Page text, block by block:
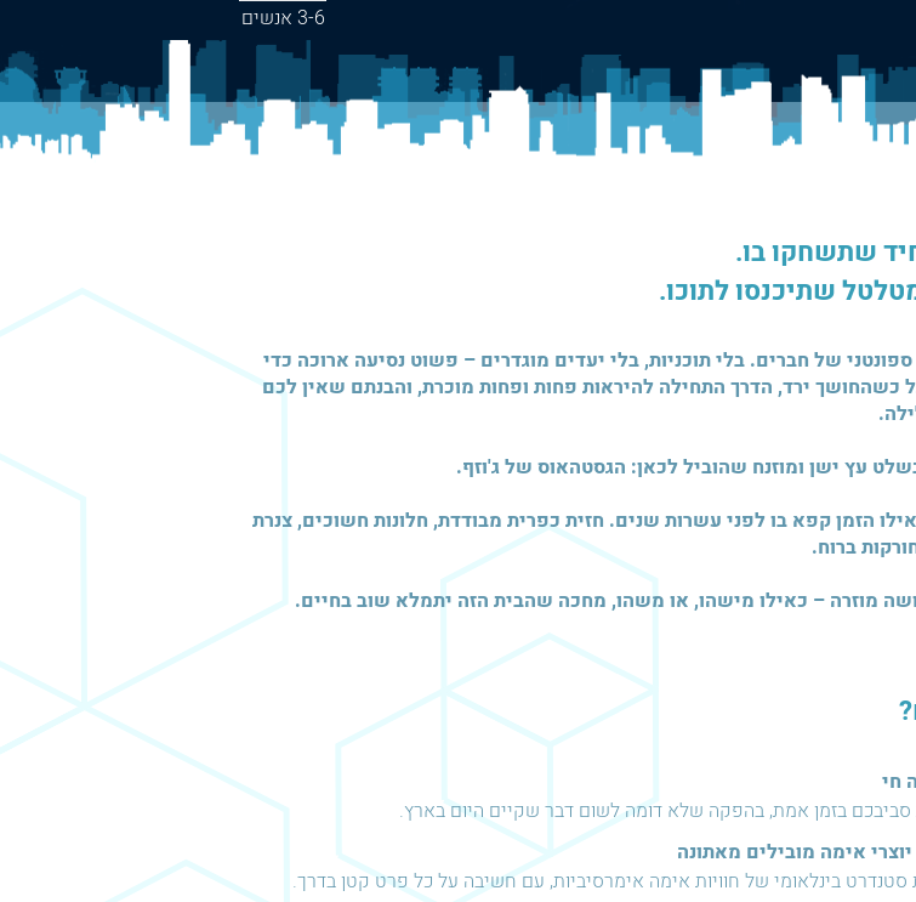
3-6 אנשים
שתשחקו בו.
שתיכנסו לתוכו.
של חברים. בלי תוכניות, בלי יעדים מוגדרים – פשוט נסיעה ארוכה כדי
ירד, הדרך התחילה להיראות פחות ופחות מוכרת, והבנתם שאין לכם
עץ ישן ומוזנח שהוביל לכאן: הגסטהאוס של ג'וזף.
הזמן קפא בו לפני עשרות שנים. חזית כפרית מבודדת, חלונות חשוכים, צנרת
ברוח.
מוזרה – כאילו מישהו, או משהו, מחכה שהבית הזה יתמלא שוב בחיים.
סביבכם בזמן אמת, בהפקה שלא דומה לשום דבר שקיים היום בארץ.
אימה מובילים מאתונה
בינלאומי של חוויות אימה אימרסיביות, עם חשיבה על כל פרט קטן בדרך.